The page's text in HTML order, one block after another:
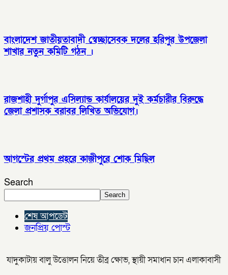
বাংলাদেশ জাতীয়তাবাদী স্বেচ্ছাসেবক দলের হরিপুর উপজেলা
শাখার নতুন কমিটি গঠন ।
রাজশাহী দুর্গাপুর এসিল্যান্ড কার্যালয়ের দুই কর্মচারীর বিরুদ্ধে
জেলা প্রশাসক বরাবর লিখিত অভিযোগ।
আগস্টের প্রথম প্রহরে কাজীপুরে শোক মিছিল
Search
Search
শেষ আপডেট
জনপ্রিয় পোস্ট
যাদুকাটায় বালু উত্তোলন নিয়ে তীব্র ক্ষোভ, স্থায়ী সমাধান চান এলাকাবাসী